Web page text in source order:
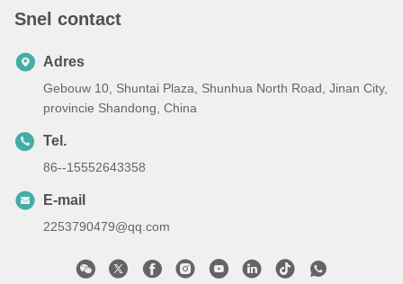
Snel contact
Adres
Gebouw 10, Shuntai Plaza, Shunhua North Road, Jinan City,
provincie Shandong, China
Tel.
86--15552643358
E-mail
2253790479@qq.com